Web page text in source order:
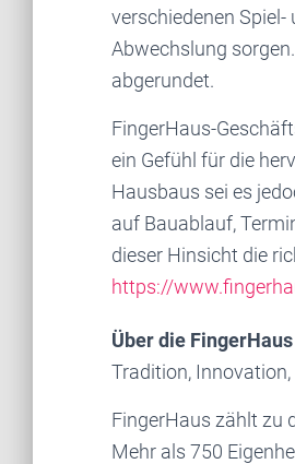
verschiedenen
Abwechslung
abgerundet.
FingerHaus-
ein Gefühl für die
Hausbaus sei es
auf Bauablauf,
dieser Hinsicht die
https://
Über die
Tradition,
FingerHaus zählt zu
Mehr als 750